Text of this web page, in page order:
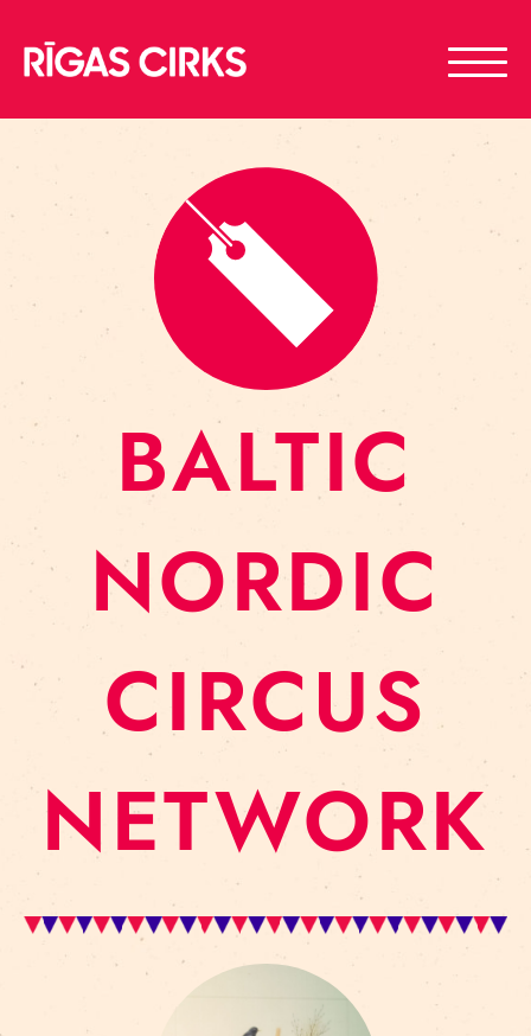
BALTIC
NORDIC
CIRCUS
NETWORK